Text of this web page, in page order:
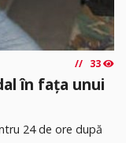
33
în fața unui
24 de ore după